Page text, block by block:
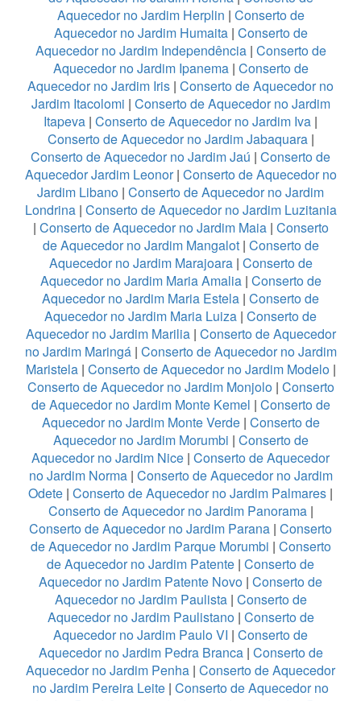
Aquecedor no Jardim Herplin | Conserto de
Aquecedor no Jardim Humaita| Conserto de
Aquecedor no Jardim Independência| Conserto de
Aquecedor no Jardim Ipanema| Conserto de
Aquecedor no Jardim Iris | Conserto de Aquecedor no
Jardim Itacolomi | Conserto de Aquecedor no Jardim
Itapeva | Conserto de Aquecedor no Jardim Iva |
Conserto de Aquecedor no Jardim Jabaquara|
Conserto de Aquecedor no Jardim Jaú | Conserto de
Aquecedor Jardim Leonor| Conserto de Aquecedor no
Jardim Libano | Conserto de Aquecedor no Jardim
Londrina| Conserto de Aquecedor no Jardim Luzitania
| Conserto de Aquecedor no Jardim Maia| Conserto
de Aquecedor no Jardim Mangalot| Conserto de
Aquecedor no Jardim Marajoara| Conserto de
Aquecedor no Jardim Maria Amalia| Conserto de
Aquecedor no Jardim Maria Estela | Conserto de
Aquecedor no Jardim Maria Luiza | Conserto de
Aquecedor no Jardim Marilia| Conserto de Aquecedor
no Jardim Maringá| Conserto de Aquecedor no Jardim
Maristela| Conserto de Aquecedor no Jardim Modelo|
Conserto de Aquecedor no Jardim Monjolo| Conserto
de Aquecedor no Jardim Monte Kemel | Conserto de
Aquecedor no Jardim Monte Verde| Conserto de
Aquecedor no Jardim Morumbi | Conserto de
Aquecedor no Jardim Nice | Conserto de Aquecedor
no Jardim Norma| Conserto de Aquecedor no Jardim
Odete | Conserto de Aquecedor no Jardim Palmares |
Conserto de Aquecedor no Jardim Panorama|
Conserto de Aquecedor no Jardim Parana | Conserto
de Aquecedor no Jardim Parque Morumbi | Conserto
de Aquecedor no Jardim Patente | Conserto de
Aquecedor no Jardim Patente Novo | Conserto de
Aquecedor no Jardim Paulista| Conserto de
Aquecedor no Jardim Paulistano| Conserto de
Aquecedor no Jardim Paulo VI | Conserto de
Aquecedor no Jardim Pedra Branca| Conserto de
Aquecedor no Jardim Penha | Conserto de Aquecedor
no Jardim Pereira Leite | Conserto de Aquecedor no